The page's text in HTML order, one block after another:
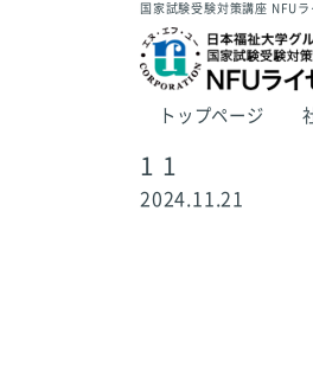
国家試験受験対策講座 NFU
トップページ
1 1
2024.11.21